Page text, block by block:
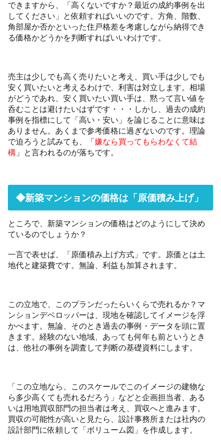
できますから、「高くないですか？最近の成約事例を出
してください」と依頼すればいいのです。方角、階数、
角部屋か否かといった住戸格差を考慮しながら納得でき
る価格かどうかを判断すればいいわけです。
売主は少しでも高く売りたいと考え、買い手は少しでも
安く買いたいと考えるわけで、利害は対立します。相場
がどうであれ、安く買いたい買い手は、黙って言い値を
呑むことは避けたいはずです・・・しかし、過去の成約
事例を指標にして「高い・安い」を論じることに意味は
ありません。あくまで参考価格に過ぎないのです。理論
で迫ろうと試みても、「嫌なら買ってもらわなくて結
構 」と言われるのが落ちです。
◆新築マンションの価格は「原価積み上げ」
ところで、新築マンションの価格はどのようにして決め
ているのでしょうか？
一言で表せば、「原価積み上げ方式」です。原価とは土
地代と建築費です。無論、利益も加算されます。
この立地で、このプランだったらいくらで売れるか？マ
ンションデベロッパーは、現地を確認してイメージを浮
かべます。無論、そのとき過去の事例・データを頭に置
きます。経験のない地域、あっても何年も前というとき
は、他社の事例を調査して判断の基礎資料にします。
「この立地なら、このスケールでこのイメージの建物な
ら多少高くても売れるだろう」などと企画担当者、ある
いは用地買収部門の担当者は考え、買収へと進みます。
買収の可能性が高いと見たら、設計事務所または社内の
設計部門に依頼して「ボリューム図」を作成します。